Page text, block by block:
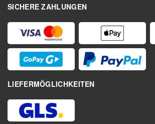
SICHERE ZAHLUNGEN
LIEFERMÖGLICHKEITEN